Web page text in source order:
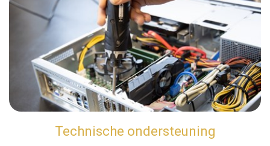
Technische ondersteuning